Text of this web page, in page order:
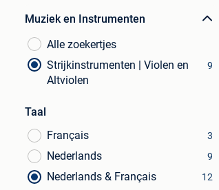
Muziek en Instrumenten
Alle zoekertjes
Strijkinstrumenten | Violen en
Altviolen
9
Taal
Français
3
Nederlands 9
Nederlands & Français 12